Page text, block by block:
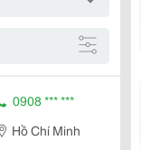
0908 *** ***
Hồ Chí Minh